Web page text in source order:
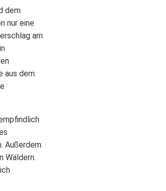
dem
nur eine
am
aus dem
Außerdem
Wäldern.